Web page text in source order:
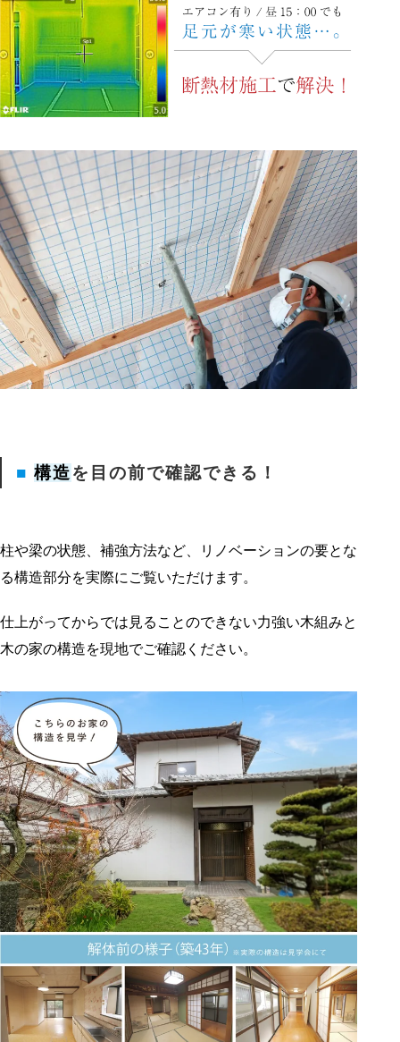
■ 構造を目の前で確認できる！
柱や梁の状態、補強方法など、リノベーションの要とな
る構造部分を実際にご覧いただけます。
仕上がってからでは見ることのできない力強い木組みと
木の家の構造を現地でご確認ください。